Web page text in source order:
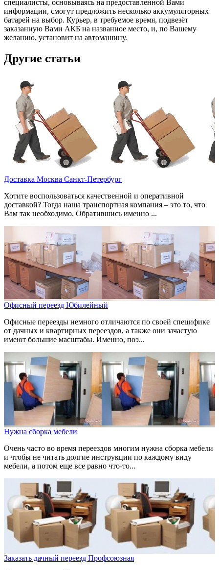
специалисты, основываясь на предоставленной Вами
информации, смогут предложить несколько аккумуляторных
батарей на выбор. Курьер, в требуемое время, подвезёт
заказанную Вами АКБ на названное место, и, по Вашему
желанию, установит на автомашину.
Другие статьи
Доставка Москва Санкт-Петербург
Хотите воспользоваться качественной и оперативной
доставкой? Тогда наша транспортная компания – это то, что
Вам так необходимо. Обратившись именно ...
Офисный переезд Юбилейный
Офисные переезды немного отличаются по своей специфике
от дачных и квартирных переездов, а также они зачастую
имеют большие масштабы. Именно, поэ...
Нужна сборка мебели
Очень часто во время переездов многим нужна сборка мебели
и чтобы не читать долгие инструкции по каждому виду
мебели, а потом еще все равно что-то...
Заказать дачный переезд Профсоюзная